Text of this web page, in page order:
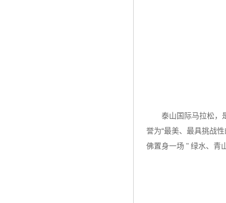
泰山国际马拉松，
誉为“最美、最具挑战
佛置身一场 " 绿水、青